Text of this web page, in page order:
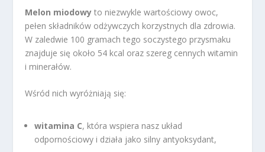
Melon miodowy to niezwykle wartościowy owoc,
pełen składników odżywczych korzystnych dla zdrowia.
W zaledwie 100 gramach tego soczystego przysmaku
znajduje się około 54 kcal oraz szereg cennych witamin
i minerałów.
Wśród nich wyróżniają się:
witamina C, która wspiera nasz układ
odpornościowy i działa jako silny antyoksydant,